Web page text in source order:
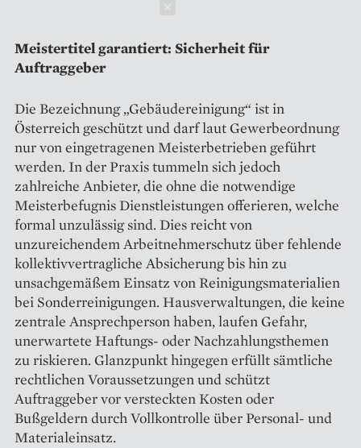
Meistertitel garantiert: Sicherheit für
Auftraggeber
Die Bezeichnung „Gebäudereinigung“ ist in
Österreich geschützt und darf laut Gewerbeordnung
nur von eingetragenen Meisterbetrieben geführt
werden. In der Praxis tummeln sich jedoch
zahlreiche Anbieter, die ohne die notwendige
Meisterbefugnis Dienstleistungen offerieren, welche
formal unzulässig sind. Dies reicht von
unzureichendem Arbeitnehmerschutz über fehlende
kollektivvertragliche Absicherung bis hin zu
unsachgemäßem Einsatz von Reinigungsmaterialien
bei Sonderreinigungen. Hausverwaltungen, die keine
zentrale Ansprechperson haben, laufen Gefahr,
unerwartete Haftungs- oder Nachzahlungsthemen
zu riskieren. Glanzpunkt hingegen erfüllt sämtliche
rechtlichen Voraussetzungen und schützt
Auftraggeber vor versteckten Kosten oder
Bußgeldern durch Vollkontrolle über Personal- und
Materialeinsatz.